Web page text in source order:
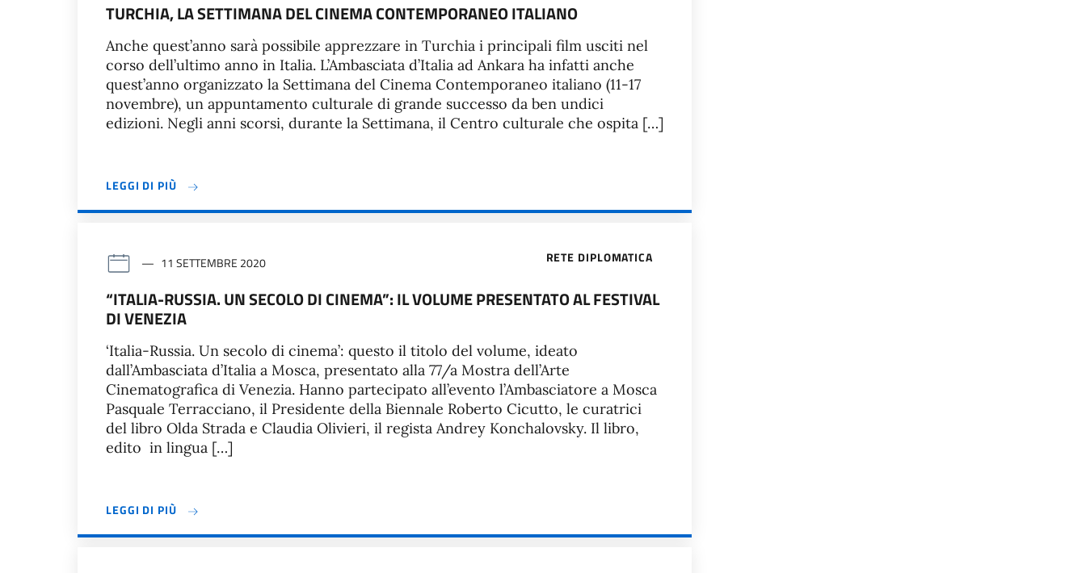
TURCHIA, LA SETTIMANA DEL CINEMA CONTEMPORANEO ITALIANO
Anche quest’anno sarà possibile apprezzare in Turchia i principali film usciti nel
corso dell’ultimo anno in Italia. L’Ambasciata d’Italia ad Ankara ha infatti anche
quest’anno organizzato la Settimana del Cinema Contemporaneo italiano (11-17
novembre), un appuntamento culturale di grande successo da ben undici
edizioni. Negli anni scorsi, durante la Settimana, il Centro culturale che ospita […]
LEGGI DI PIÙ
RETE DIPLOMATICA
11 SETTEMBRE 2020
“ITALIA-RUSSIA. UN SECOLO DI CINEMA”: IL VOLUME PRESENTATO AL FESTIVAL
DI VENEZIA
‘Italia-Russia. Un secolo di cinema’: questo il titolo del volume, ideato
dall’Ambasciata d’Italia a Mosca, presentato alla 77/a Mostra dell’Arte
Cinematografica di Venezia. Hanno partecipato all’evento l’Ambasciatore a Mosca
Pasquale Terracciano, il Presidente della Biennale Roberto Cicutto, le curatrici
del libro Olda Strada e Claudia Olivieri, il regista Andrey Konchalovsky. Il libro,
edito in lingua […]
LEGGI DI PIÙ